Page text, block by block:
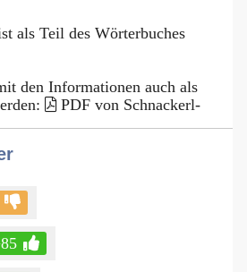
als Teil des Wörterbuches
den Informationen auch als
PDF von Schnackerl-